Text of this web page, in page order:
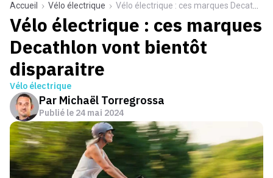
Accueil Vélo électrique Vélo électrique : ces marques Decathlon vont bientôt disparaitre
Vélo électrique : ces marques
Decathlon vont bientôt
disparaitre
Vélo électrique
Par Michaël Torregrossa
Publié le 24 mai 2024